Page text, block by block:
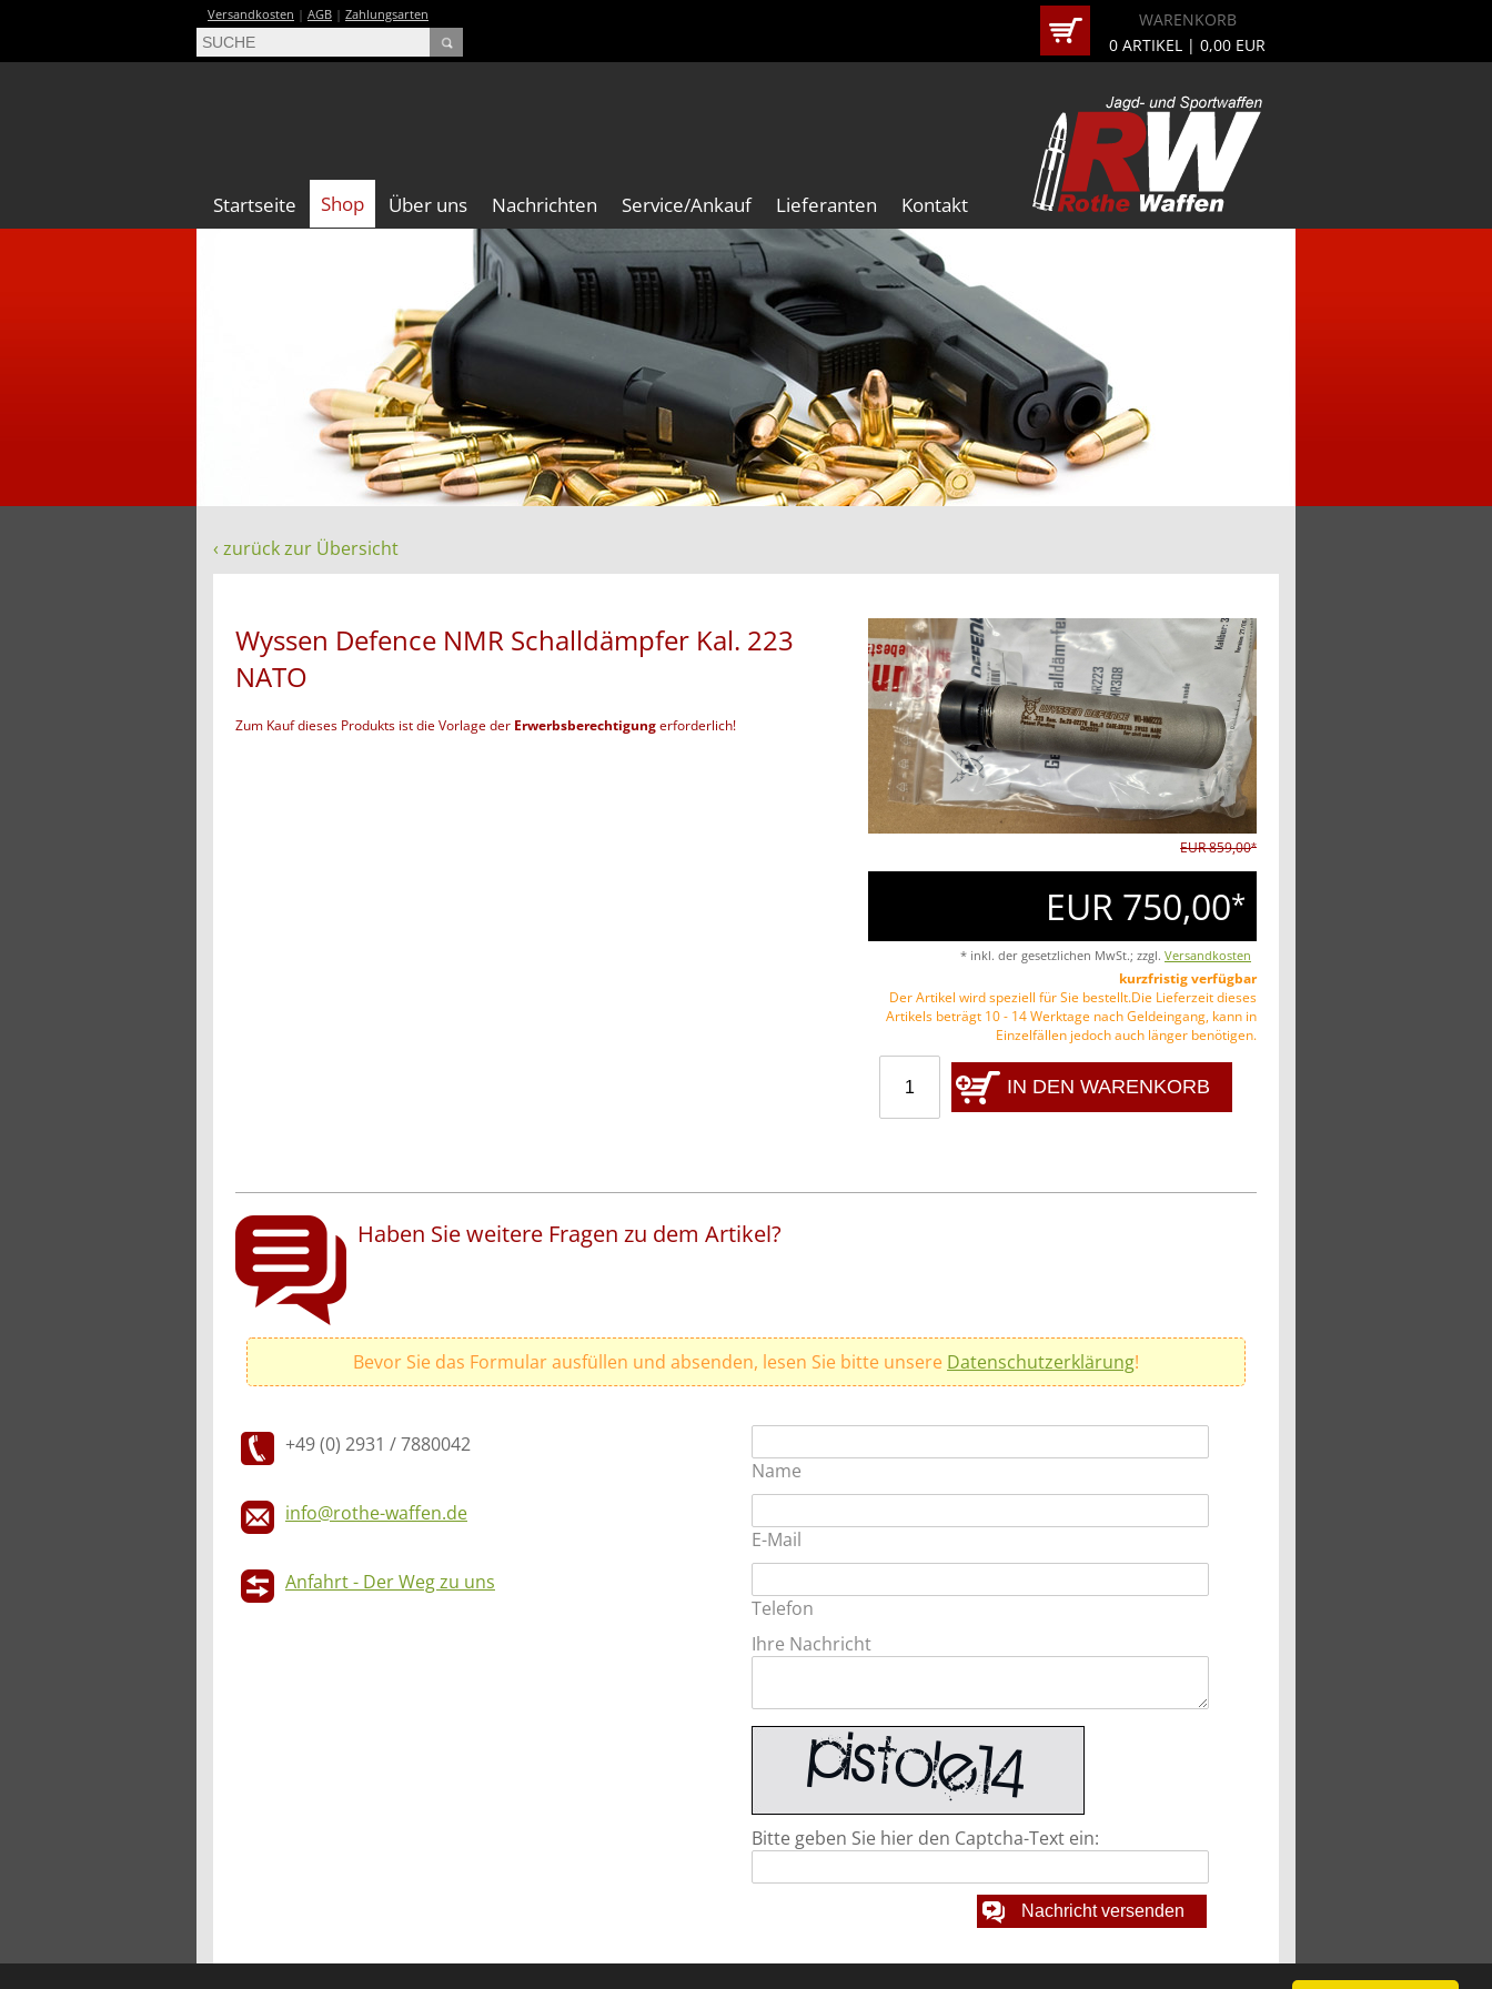
Versandkosten | AGB | Zahlungsarten
WARENKORB
0 ARTIKEL | 0,00 EUR
Startseite Shop Über uns Nachrichten Service/Ankauf Lieferanten Kontakt
‹ zurück zur Übersicht
EUR 859,00*
EUR 750,00*
* inkl. der gesetzlichen MwSt.; zzgl. Versandkosten
kurzfristig verfügbar
Der Artikel wird speziell für Sie bestellt.Die Lieferzeit dieses
Artikels beträgt 10 - 14 Werktage nach Geldeingang, kann in
Einzelfällen jedoch auch länger benötigen.
IN DEN WARENKORB
Wyssen Defence NMR Schalldämpfer Kal. 223
NATO
Zum Kauf dieses Produkts ist die Vorlage der Erwerbsberechtigungerforderlich!
Haben Sie weitere Fragen zu dem Artikel?
Bevor Sie das Formular ausfüllen und absenden, lesen Sie bitte unsere Datenschutzerklärung!
+49 (0) 2931 / 7880042
Name
info@rothe-waffen.de
E-Mail
Anfahrt - Der Weg zu uns
Telefon
Ihre Nachricht
Bitte geben Sie hier den Captcha-Text ein:
Nachricht versenden